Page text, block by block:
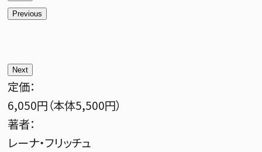
Previous
Next
定価：
6,050円（本体5,500円）
著者：
レーナ・フリッチュ